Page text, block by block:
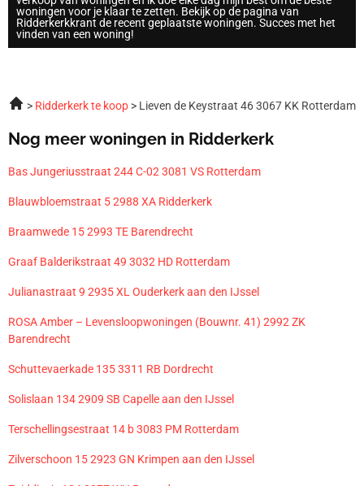
woningen voor je klaar te zetten. Bekijk op de pagina van
Ridderkerkkrant de recent geplaatste woningen. Succes met het
vinden van een woning!
Ridderkerk te koop Lieven de Keystraat 46 3067 KK Rotterdam
Nog meer woningen in Ridderkerk
Bas Jungeriusstraat 244 C-02 3081 VS Rotterdam
Blauwbloemstraat 5 2988 XA Ridderkerk
Braamwede 15 2993 TE Barendrecht
Graaf Balderikstraat 49 3032 HD Rotterdam
Julianastraat 9 2935 XL Ouderkerk aan den IJssel
ROSA Amber – Levensloopwoningen (Bouwnr. 41) 2992 ZK
Barendrecht
Schuttevaerkade 135 3311 RB Dordrecht
Solislaan 134 2909 SB Capelle aan den IJssel
Terschellingsestraat 14 b 3083 PM Rotterdam
Zilverschoon 15 2923 GN Krimpen aan den IJssel